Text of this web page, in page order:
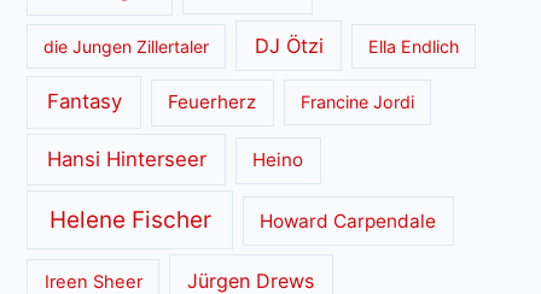
die Jungen Zillertaler DJ Ötzi Ella Endlich
Fantasy Feuerherz Francine Jordi
Hansi Hinterseer Heino
Helene Fischer Howard Carpendale
Ireen Sheer Jürgen Drews